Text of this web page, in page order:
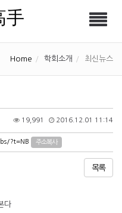
手
Home 학회소개 최신뉴스
19,991 2016.12.01 11:14
?t=NB 주소복사
목록
다